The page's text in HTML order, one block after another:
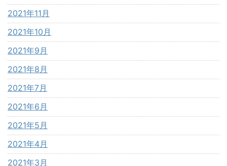
2021年11月
2021年10月
2021年9月
2021年8月
2021年7月
2021年6月
2021年5月
2021年4月
2021年3月